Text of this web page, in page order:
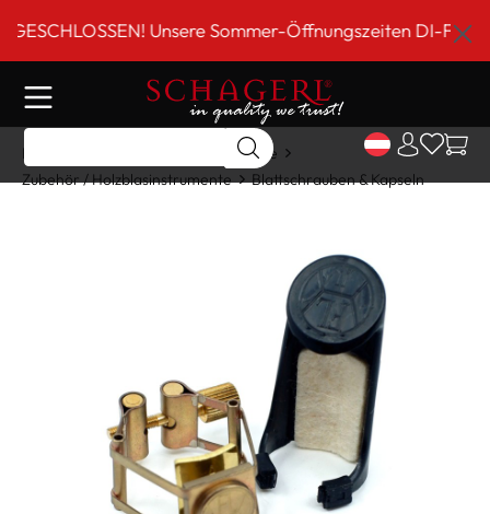
springenUnsere Sommer-Öffnungszeiten DI-FR 9 bis
Home
Holzblasinstrumente
Zubehör / Holzblasinstrumente
Blattschrauben & Kapseln